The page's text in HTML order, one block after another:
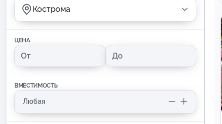
Кострома
ЦЕНА
ВМЕСТИМОСТЬ